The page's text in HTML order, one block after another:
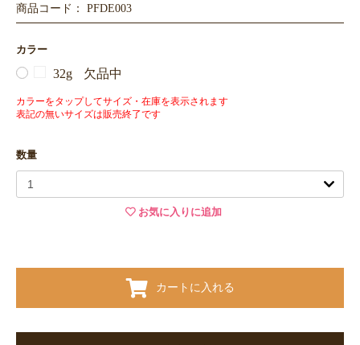
商品コード： PFDE003
カラー
32g 欠品中
カラーをタップしてサイズ・在庫を表示されます
表記の無いサイズは販売終了です
数量
お気に入りに追加
カートに入れる